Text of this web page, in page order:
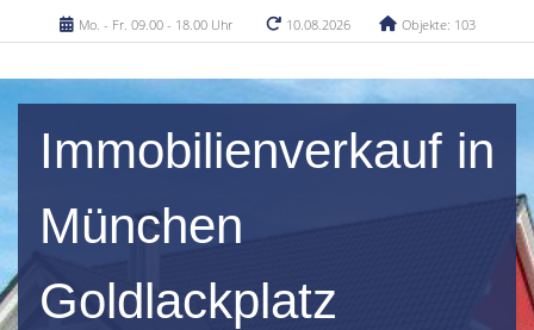
Mo. - Fr. 09.00 - 18.00 Uhr
10.08.2026 Objekte: 103
Immobilienverkauf in
München
Goldlackplatz